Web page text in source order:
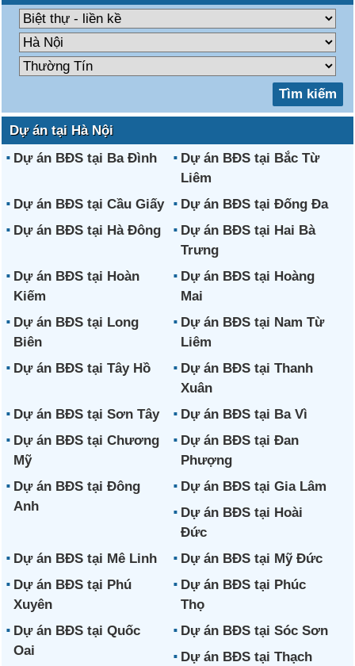
Dự án tại Hà Nội
Dự án BĐS tại Ba Đình
Dự án BĐS tại Bắc Từ
Liêm
Dự án BĐS tại Cầu Giấy
Dự án BĐS tại Đống Đa
Dự án BĐS tại Hà Đông
Dự án BĐS tại Hai Bà
Trưng
Dự án BĐS tại Hoàn
Kiếm
Dự án BĐS tại Hoàng
Mai
Dự án BĐS tại Long
Biên
Dự án BĐS tại Nam Từ
Liêm
Dự án BĐS tại Tây Hồ
Dự án BĐS tại Thanh
Xuân
Dự án BĐS tại Sơn Tây
Dự án BĐS tại Ba Vì
Dự án BĐS tại Chương
Mỹ
Dự án BĐS tại Đan
Phượng
Dự án BĐS tại Đông
Anh
Dự án BĐS tại Gia Lâm
Dự án BĐS tại Hoài
Đức
Dự án BĐS tại Mê Linh
Dự án BĐS tại Mỹ Đức
Dự án BĐS tại Phú
Xuyên
Dự án BĐS tại Phúc
Thọ
Dự án BĐS tại Quốc
Oai
Dự án BĐS tại Sóc Sơn
Dự án BĐS tại Thạch